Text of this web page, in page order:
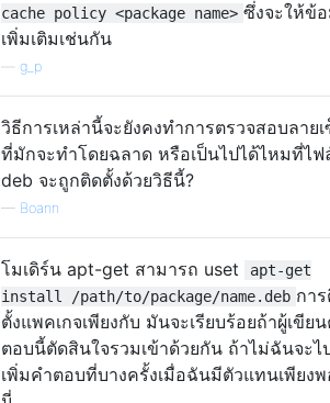
cache policy <package name> ซึ่งจะให้ข้
เพิ่มเติมเช่นกัน
g_p
วิธีการเหล่านี้จะยังคงทำการตรวจสอบลาย
ที่มักจะทำโดยฉลาด หรือเป็นไปได้ไหมที่ไฟ
deb จะถูกติดตั้งด้วยวิธีนี้?
— Boann
โมเดิร์น apt-get สามารถ uset
apt-get
install /path/to/package/name.deb กา
ตั้งแพคเกจเพียงกับ มันจะเรียบร้อยถ้าผู้เขีย
ตอบนี้ตัดสินใจรวมเข้าด้วยกัน ถ้าไม่ฉันจะไ
เพิ่มคำตอบที่บางครั้งเมื่อฉันมีตัวแทนเพียง